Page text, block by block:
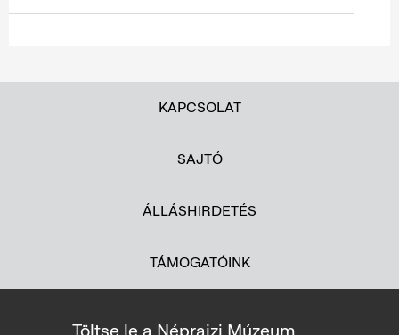
KAPCSOLAT
SAJTÓ
ÁLLÁSHIRDETÉS
TÁMOGATÓINK